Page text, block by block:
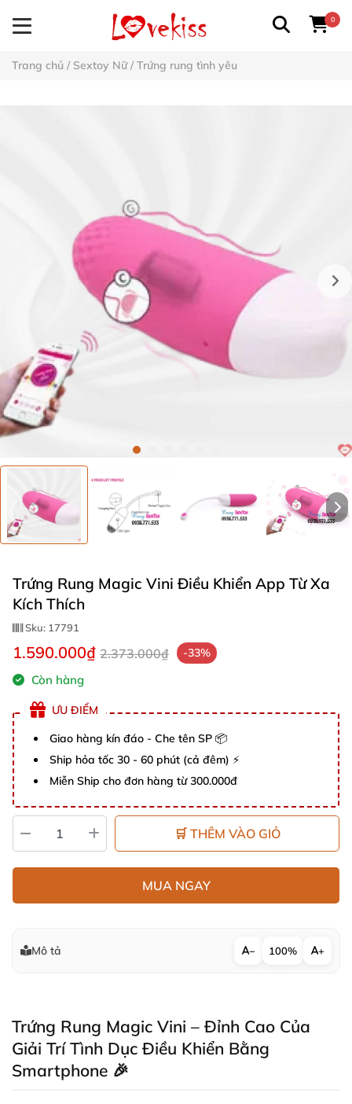
0
Trang chủ / Sextoy Nữ/ Trứng rung tình yêu
Trứng Rung Magic Vini Điều Khiển App Từ Xa
Kích Thích
Sku: 17791
1.590.000₫ 2.373.000₫ -33%
Còn hàng
ƯU ĐIỂM
Giao hàng kín đáo - Che tên SP 📦
Ship hỏa tốc 30 - 60 phút (cả đêm) ⚡
Miễn Ship cho đơn hàng từ 300.000đ
🛒 THÊM VÀO GIỎ
MUA NGAY
Mô tả − 100% +
Trứng Rung Magic Vini – Đỉnh Cao Của
Giải Trí Tình Dục Điều Khiển Bằng
Smartphone 🎉